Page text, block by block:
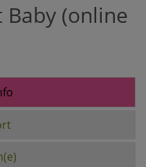
(online